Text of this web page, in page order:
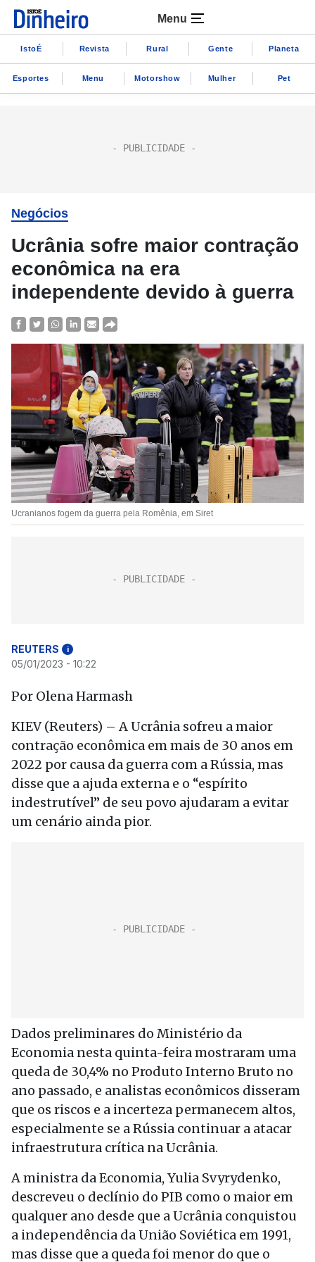
Menu
IstoÉ Revista Rural Gente Planeta
Esportes Menu Motorshow Mulher Pet
Negócios
Ucrânia sofre maior contração
econômica na era
independente devido à guerra
Ucranianos fogem da guerra pela Romênia, em Siret
REUTERS i
05/01/2023 - 10:22
Por Olena Harmash
KIEV (Reuters) – A Ucrânia sofreu a maior
contração econômica em mais de 30 anos em
2022 por causa da guerra com a Rússia, mas
disse que a ajuda externa e o “espírito
indestrutível” de seu povo ajudaram a evitar
um cenário ainda pior.
Dados preliminares do Ministério da
Economia nesta quinta-feira mostraram uma
queda de 30,4% no Produto Interno Bruto no
ano passado, e analistas econômicos disseram
que os riscos e a incerteza permanecem altos,
especialmente se a Rússia continuar a atacar
infraestrutura crítica na Ucrânia.
A ministra da Economia, Yulia Svyrydenko,
descreveu o declínio do PIB como o maior em
qualquer ano desde que a Ucrânia conquistou
a independência da União Soviética em 1991,
mas disse que a queda foi menor do que o